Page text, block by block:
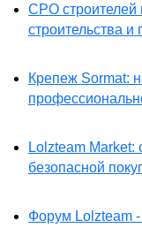
СРО строителей
строительства
Крепеж Sormat:
Lolzteam
безопасной
Форум Lolzteam